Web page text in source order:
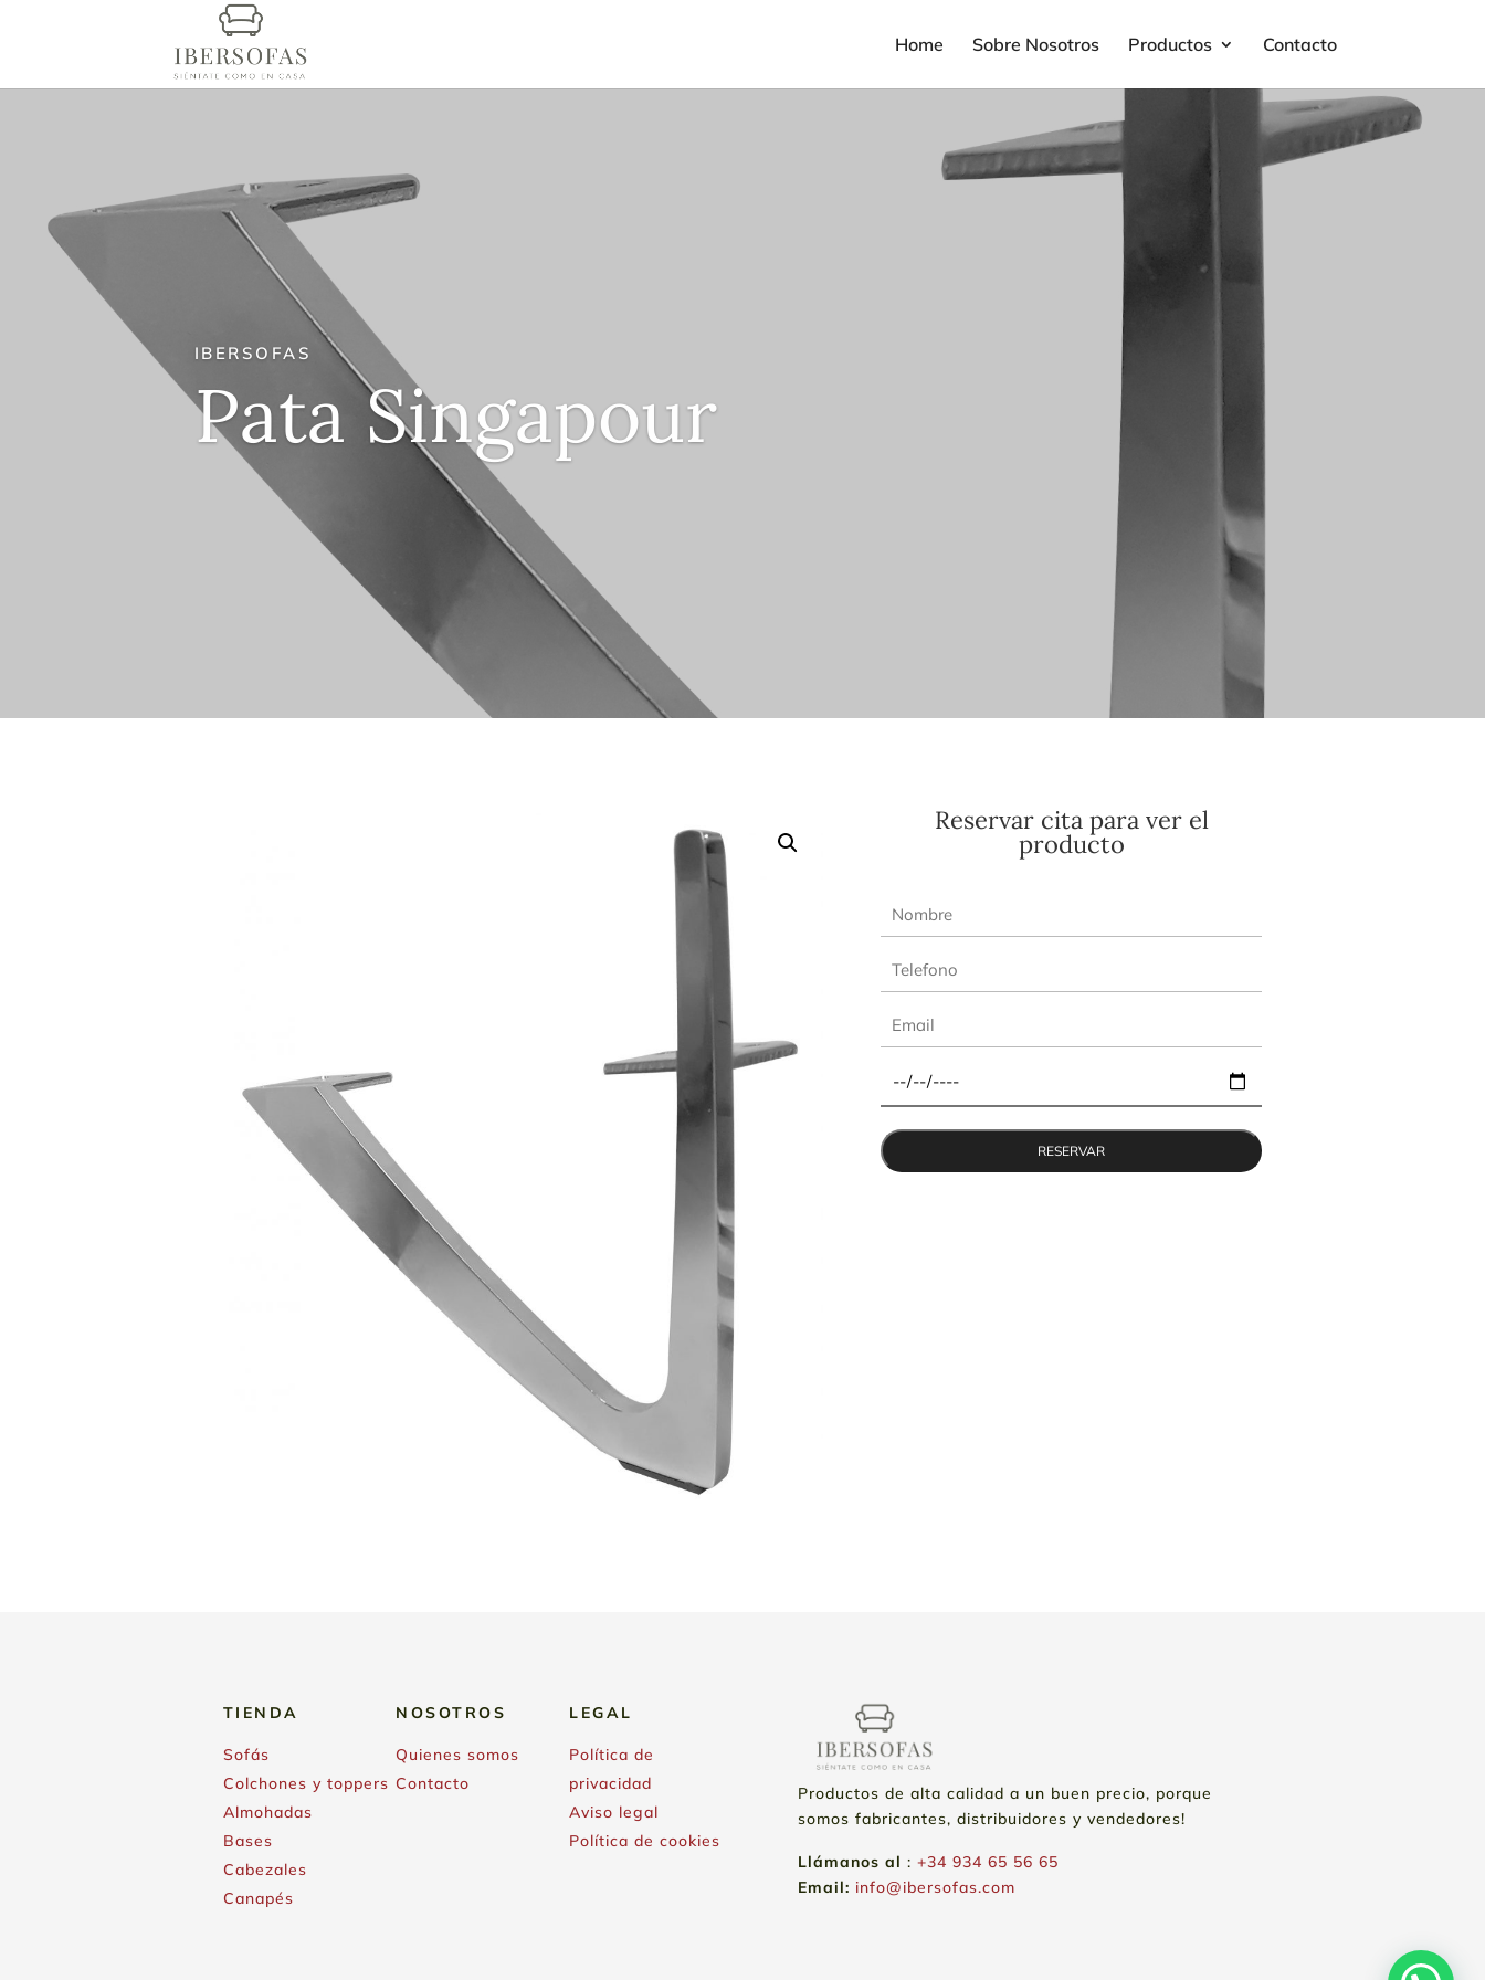
Home Sobre Nosotros Productos Contacto
IBERSOFAS
Pata Singapour
Reservar cita para ver el
producto
TIENDA
Sofás
Colchones y toppers
Almohadas
Bases
Cabezales
Canapés
NOSOTROS
Quienes somos
Contacto
LEGAL
Política de
privacidad
Aviso legal
Política de cookies
Productos de alta calidad a un buen precio, porque
somos fabricantes, distribuidores y vendedores!
Llámanos al : +34 934 65 56 65
Email: info@ibersofas.com